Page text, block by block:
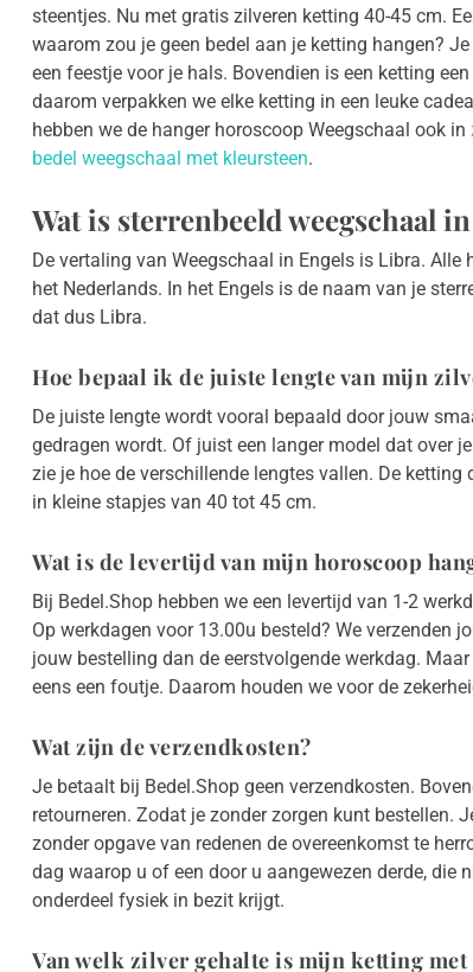
steentjes. Nu met gratis zilveren ketting 40-45 cm.
waarom zou je geen bedel aan je ketting hangen?
een feestje voor je hals. Bovendien is een ketting
daarom verpakken we elke ketting in een leuke
hebben we de hanger horoscoop Weegschaal ook in
bedel weegschaal met kleursteen.
Wat is sterrenbeeld weegschaal
De vertaling van Weegschaal in Engels is Libra.
het Nederlands. In het Engels is de naam van je
dat dus Libra.
Hoe bepaal ik de juiste lengte van mijn
De juiste lengte wordt vooral bepaald door jouw
gedragen wordt. Of juist een langer model dat over
zie je hoe de verschillende lengtes vallen. De
in kleine stapjes van 40 tot 45 cm.
Wat is de levertijd van mijn horoscoop
Bij Bedel.Shop hebben we een levertijd van 1-2
Op werkdagen voor 13.00u besteld? We verzenden
jouw bestelling dan de eerstvolgende werkdag.
eens een foutje. Daarom houden we voor de
Wat zijn de verzendkosten?
Je betaalt bij Bedel.Shop geen verzendkosten.
retourneren. Zodat je zonder zorgen kunt bestellen.
zonder opgave van redenen de overeenkomst te
dag waarop u of een door u aangewezen derde, die
onderdeel fysiek in bezit krijgt.
Van welk zilver gehalte is mijn ketting met